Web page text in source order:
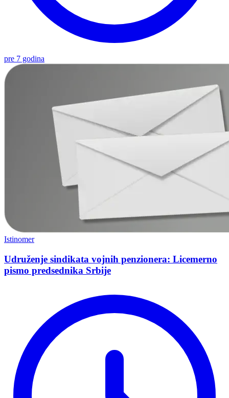
pre 7 godina
Istinomer
Udruženje sindikata vojnih penzionera: Licemerno
pismo predsednika Srbije